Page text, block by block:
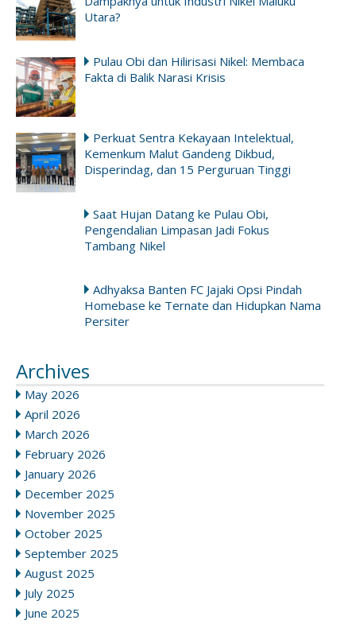
Utara?
Pulau Obi dan Hilirisasi Nikel: Membaca
Fakta di Balik Narasi Krisis
Perkuat Sentra Kekayaan Intelektual,
Kemenkum Malut Gandeng Dikbud,
Disperindag, dan 15 Perguruan Tinggi
Saat Hujan Datang ke Pulau Obi,
Pengendalian Limpasan Jadi Fokus
Tambang Nikel
Adhyaksa Banten FC Jajaki Opsi Pindah
Homebase ke Ternate dan Hidupkan Nama
Persiter
Archives
May 2026
April 2026
March 2026
February 2026
January 2026
December 2025
November 2025
October 2025
September 2025
August 2025
July 2025
June 2025